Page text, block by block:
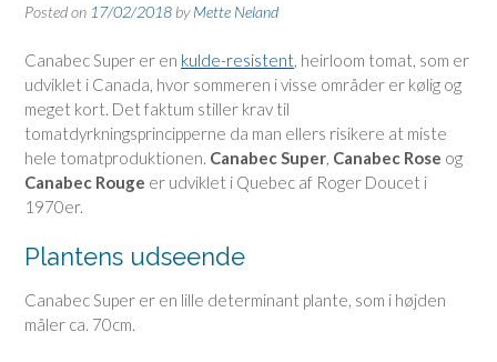
Posted on 17/02/2018 byMette Neland
Canabec Super er en kulde-resistent, heirloom tomat, som er
udviklet i Canada, hvor sommeren i visse områder er kølig og
meget kort. Det faktum stiller krav til
tomatdyrkningsprincipperne da man ellers risikere at miste
hele tomatproduktionen. Canabec Super, Canabec Rose og
Canabec Rouge er udviklet i Quebec af Roger Doucet i
1970er.
Plantens udseende
Canabec Super er en lille determinant plante, som i højden
måler ca. 70cm.